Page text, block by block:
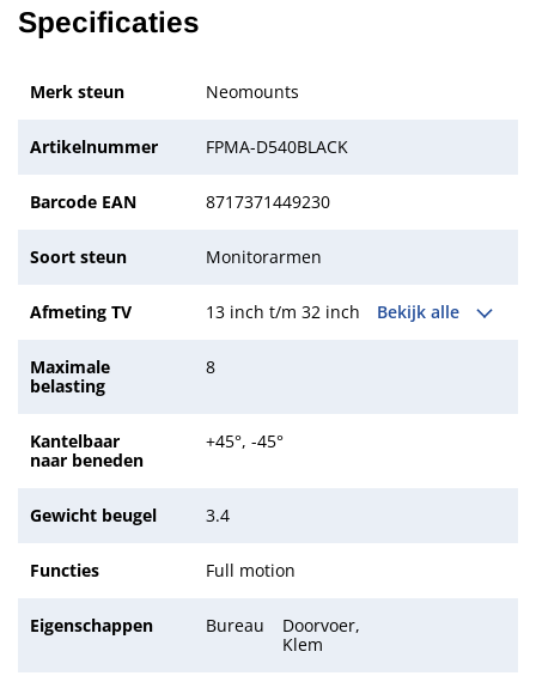
Specificaties
Merk steun Neomounts
Artikelnummer FPMA-D540BLACK
Barcode EAN 8717371449230
Soort steun Monitorarmen
Afmeting TV 13 inch t/m 32 inch Bekijk alle
Maximale
belasting
8
Kantelbaar
naar beneden
+45°, -45°
Gewicht beugel 3.4
Functies Full motion
Eigenschappen Bureau
Doorvoer,
Klem